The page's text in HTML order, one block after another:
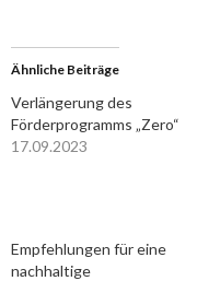
Ähnliche Beiträge
Verlängerung des
Förderprogramms „Zero“
17.09.2023
Empfehlungen für eine
nachhaltige